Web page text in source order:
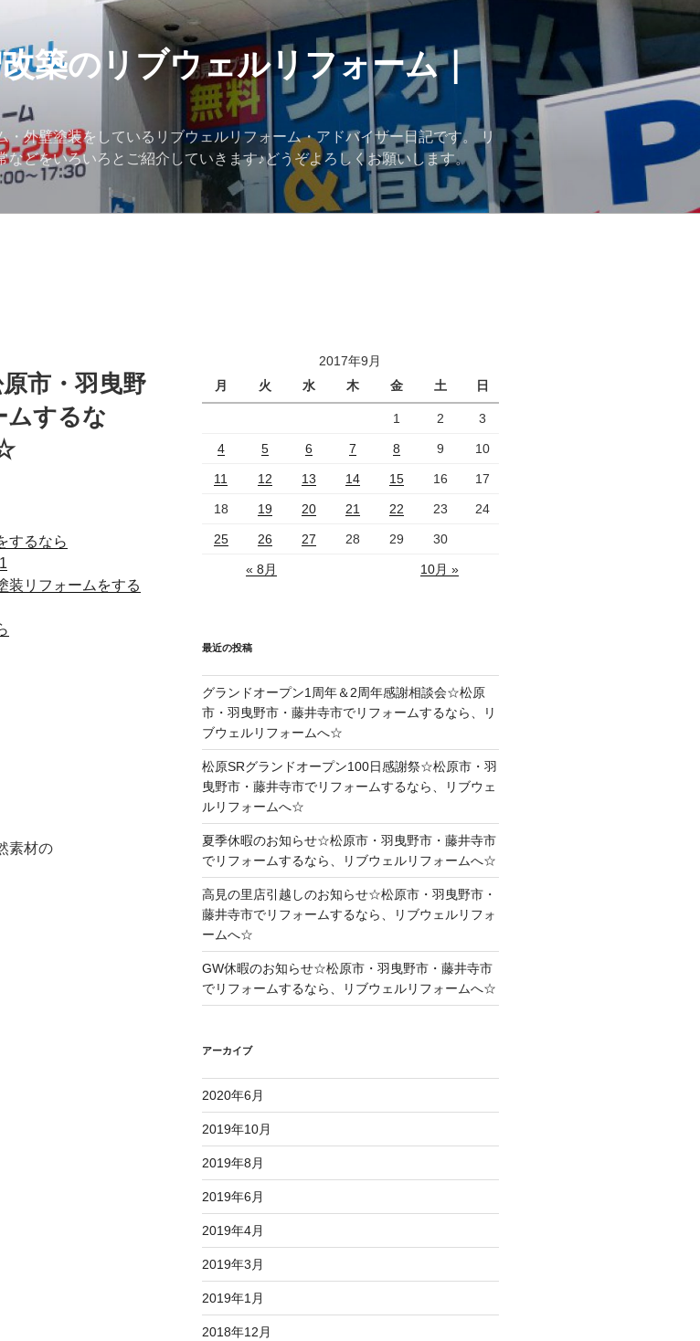
築のリブウェルリフォーム｜
外壁塗装をしているリブウェルリフォーム・アドバイザー日記です。 リ
どをいろいろとご紹介していきます♪どうぞよろしくお願いします。
市・羽曳野
するな
するなら
装リフォームをする
素材の
2017年9月
月
火 水 木 金 土 日
1 2 3
4 5 6 7 8 9 10
11 12 13 14 15 16 17
18 19 20 21 22 23 24
25 26 27 28 29 30
« 8月 10月 »
最近の投稿
グランドオープン1周年＆2周年感謝相談会☆松原
市・羽曳野市・藤井寺市でリフォームするなら、リ
ブウェルリフォームへ☆
松原SRグランドオープン100日感謝祭☆松原市・羽
曳野市・藤井寺市でリフォームするなら、リブウェ
ルリフォームへ☆
夏季休暇のお知らせ☆松原市・羽曳野市・藤井寺市
でリフォームするなら、リブウェルリフォームへ☆
高見の里店引越しのお知らせ☆松原市・羽曳野市・
藤井寺市でリフォームするなら、リブウェルリフォ
ームへ☆
GW休暇のお知らせ☆松原市・羽曳野市・藤井寺市
でリフォームするなら、リブウェルリフォームへ☆
アーカイブ
2020年6月
2019年10月
2019年8月
2019年6月
2019年4月
2019年3月
2019年1月
2018年12月